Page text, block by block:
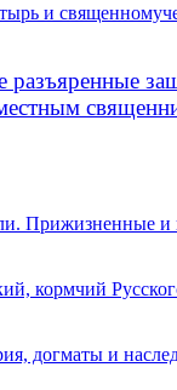
и
разъяренные
местным
Прижизненные и
кормчий
догматы и